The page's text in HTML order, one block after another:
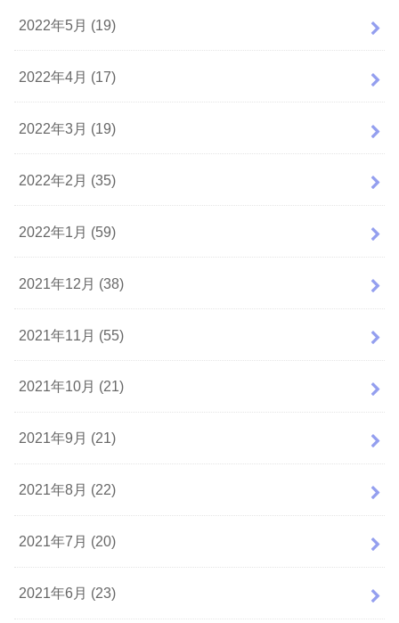
2022年5月 (19)
2022年4月 (17)
2022年3月 (19)
2022年2月 (35)
2022年1月 (59)
2021年12月 (38)
2021年11月 (55)
2021年10月 (21)
2021年9月 (21)
2021年8月 (22)
2021年7月 (20)
2021年6月 (23)